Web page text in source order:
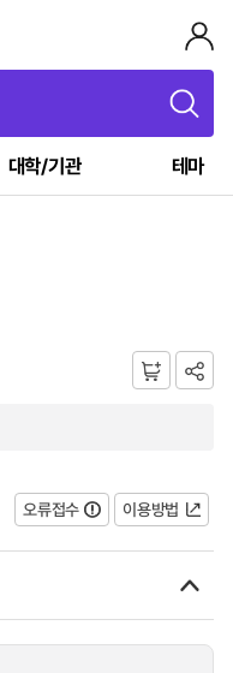
대학/기관 테마
오류접수
이용방법